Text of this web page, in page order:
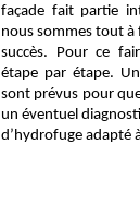
façade fait partie
nous sommes tout à
succès. Pour ce
étape par étape.
sont prévus pour
un éventuel
d’hydrofuge adapté